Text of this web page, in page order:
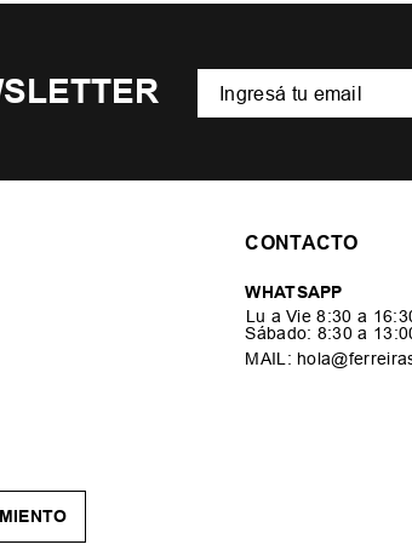
CONTACTO
WHATSAPP
Lu a Vie 8:30 a
Sábado: 8:30 a
MAIL: